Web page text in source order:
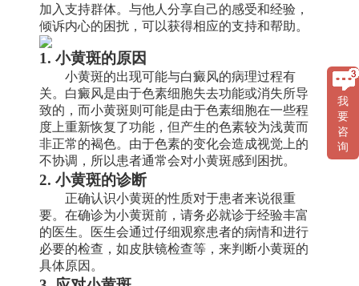
加入支持群体。与他人分享自己的感受和经验，
倾诉内心的困扰，可以获得相应的支持和帮助。
1. 小黄斑的原因
小黄斑的出现可能与白癜风的病理过程有
关。白癜风是由于色素细胞失去功能或消失所导
致的，而小黄斑则可能是由于色素细胞在一些程
度上重新恢复了功能，但产生的色素较为浅黄而
非正常的褐色。由于色素的变化会造成视觉上的
不协调，所以患者通常会对小黄斑感到困扰。
2. 小黄斑的诊断
正确认识小黄斑的性质对于患者来说很重
要。在确诊为小黄斑前，请务必就诊于经验丰富
的医生。医生会通过仔细观察患者的病情和进行
必要的检查，如皮肤镜检查等，来判断小黄斑的
具体原因。
我
要
咨
询